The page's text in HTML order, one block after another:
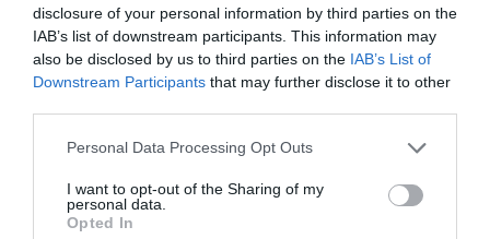
disclosure of your personal information by third parties on the
IAB’s list of downstream participants. This information may
also be disclosed by us to third parties on the IAB’s List of
Downstream Participants that may further disclose it to other
Personal Data Processing Opt Outs
I want to opt-out of the Sharing of my
personal data.
Opted In
PARTAGER L'ARTICLE
PinterestLinkedIn